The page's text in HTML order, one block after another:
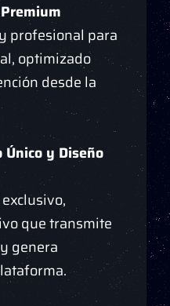
profesional para
optimizado
desde la
Único y Diseño
que transmite
genera